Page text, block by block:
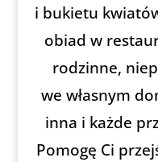
i bukietu
obiad w
rodzinne,
we własnym
inna i każde
Pomogę Ci